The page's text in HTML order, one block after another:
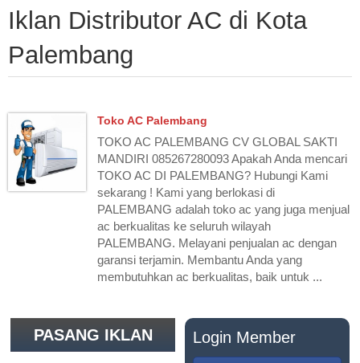
Iklan Distributor AC di Kota
Palembang
Toko AC Palembang
TOKO AC PALEMBANG CV GLOBAL SAKTI
MANDIRI 085267280093 Apakah Anda mencari
TOKO AC DI PALEMBANG? Hubungi Kami
sekarang ! Kami yang berlokasi di
PALEMBANG adalah toko ac yang juga menjual
ac berkualitas ke seluruh wilayah
PALEMBANG. Melayani penjualan ac dengan
garansi terjamin. Membantu Anda yang
membutuhkan ac berkualitas, baik untuk ...
PASANG IKLAN
Login Member